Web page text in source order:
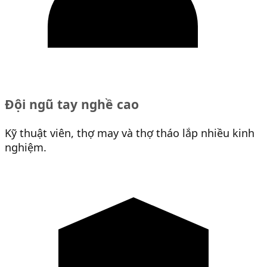
Đội ngũ tay nghề cao
Kỹ thuật viên, thợ may và thợ tháo lắp nhiều kinh
nghiệm.